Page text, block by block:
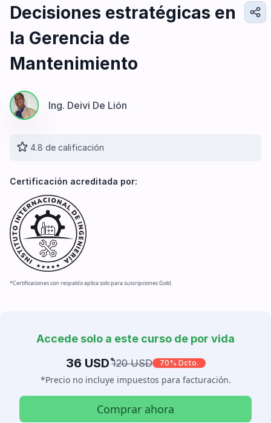
Diseño e Ingeniería
Ingeniería de Procesos
Desarrollo Profesional
Decisiones estratégicas en
la Gerencia de
Mantenimiento
Ing. Deivi De Lión
4.8 de calificación
Certificación acreditada por:
*Certificaciones con respaldo aplica solo para suscripciones Gold.
Accede solo a este curso de por vida
36 USD *120 USD 70% Dcto.
*Precio no incluye impuestos para facturación.
Comprar ahora